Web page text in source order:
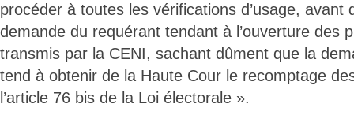
procéder à toutes les vérifications d’usage, avant
demande du requérant tendant à l’ouverture des
transmis par la CENI, sachant dûment que la
tend à obtenir de la Haute Cour le recomptage
l’article 76 bis de la Loi électorale ».